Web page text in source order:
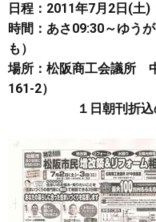
日程：2011年7月2日(土)
時間：あさ09:30～ゆう
も）
場所：松阪商工会議所
161-2）
１日朝刊折